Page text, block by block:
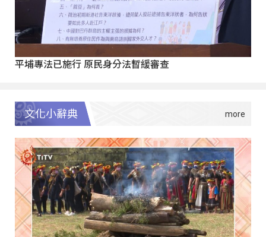
平埔專法已施行 原民身分法暫緩審查
文化小辭典